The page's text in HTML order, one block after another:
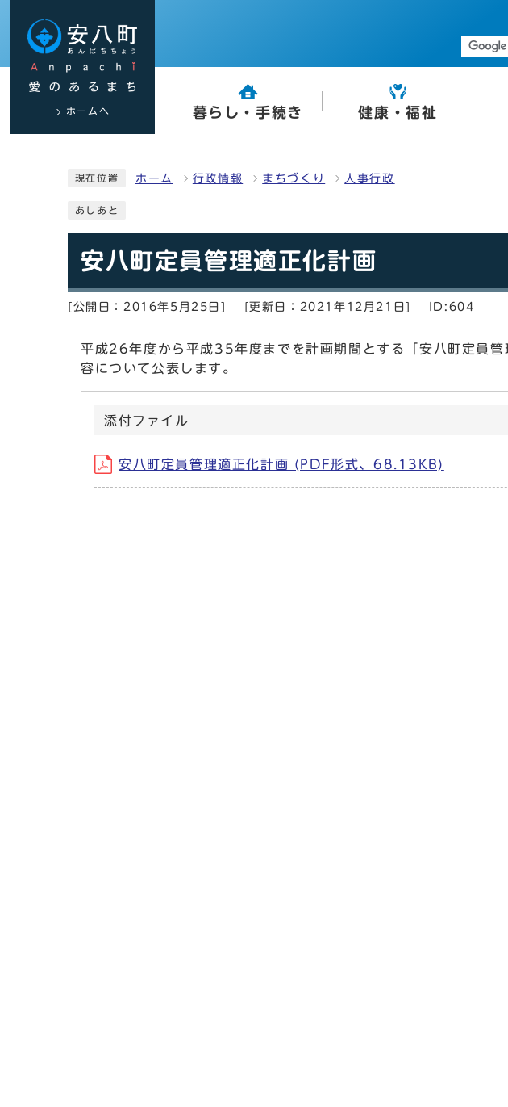
ホームへ 暮らし・手続き 健康・福祉
現在位置 ホーム 行政情報 まちづくり 人事行政
あしあと
安八町定員管理適正化計画
[公開日：2016年5月25日] [更新日：2021年12月21日] ID:604
平成26年度から平成35年度までを計画期間とする「安八町定員
容について公表します。
添付ファイル
安八町定員管理適正化計画 (PDF形式、68.13KB)